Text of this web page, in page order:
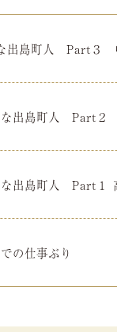
な出島町人 Part
な出島町人 Part
な出島町人 Part１
の仕事ぶり